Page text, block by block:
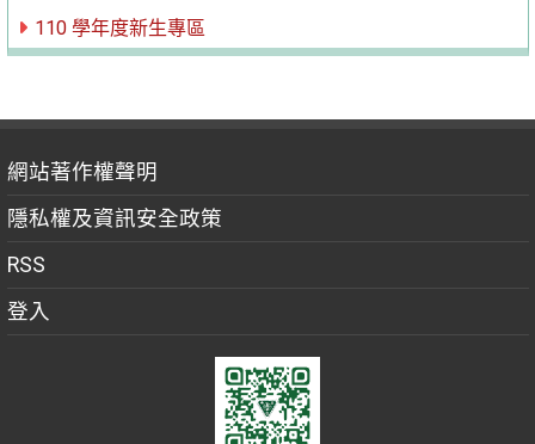
110 學年度新生專區
網站著作權聲明
隱私權及資訊安全政策
RSS
登入